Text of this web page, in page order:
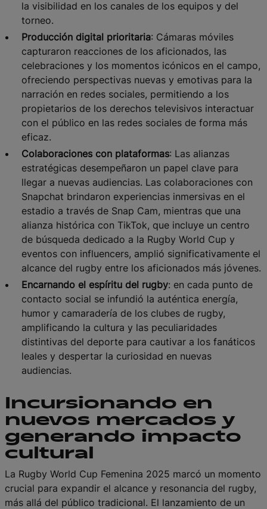
la visibilidad en los canales de los equipos y del
torneo.
Producción digital prioritaria: Cámaras móviles
capturaron reacciones de los aficionados, las
celebraciones y los momentos icónicos en el campo,
ofreciendo perspectivas nuevas y emotivas para la
narración en redes sociales, permitiendo a los
propietarios de los derechos televisivos interactuar
con el público en las redes sociales de forma más
eficaz.
Colaboraciones con plataformas: Las alianzas
estratégicas desempeñaron un papel clave para
llegar a nuevas audiencias. Las colaboraciones con
Snapchat brindaron experiencias inmersivas en el
estadio a través de Snap Cam, mientras que una
alianza histórica con TikTok, que incluye un centro
de búsqueda dedicado a la Rugby World Cup y
eventos con influencers, amplió significativamente el
alcance del rugby entre los aficionados más jóvenes.
Encarnando el espíritu del rugby: en cada punto de
contacto social se infundió la auténtica energía,
humor y camaradería de los clubes de rugby,
amplificando la cultura y las peculiaridades
distintivas del deporte para cautivar a los fanáticos
leales y despertar la curiosidad en nuevas
audiencias.
Incursionando en
nuevos mercados y
generando impacto
cultural
La Rugby World Cup Femenina 2025 marcó un momento
crucial para expandir el alcance y resonancia del rugby,
más allá del público tradicional. El lanzamiento de un